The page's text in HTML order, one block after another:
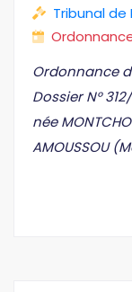
Tribunal
Ordonnance
Dossier N°
née
AMOUSSOU